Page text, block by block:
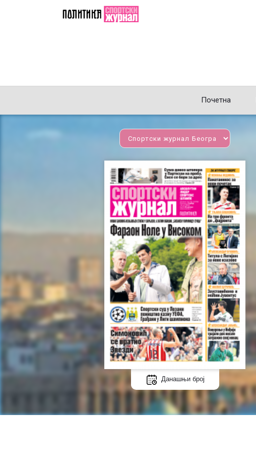
Почетна
Данашњи број